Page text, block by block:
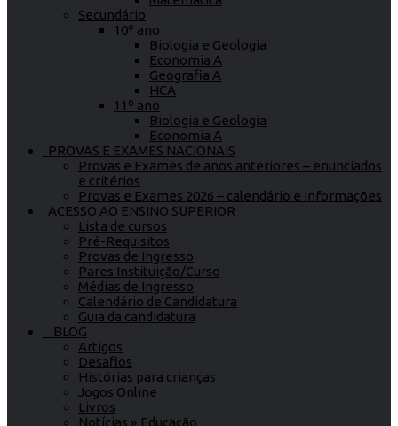
Secundário
10º ano
Biologia e Geologia
Economia A
Geografia A
HCA
11º ano
Biologia e Geologia
Economia A
PROVAS E EXAMES NACIONAIS
Provas e Exames de anos anteriores – enunciados
e critérios
Provas e Exames 2026 – calendário e informações
ACESSO AO ENSINO SUPERIOR
Lista de cursos
Pré-Requisitos
Provas de Ingresso
Pares Instituição/Curso
Médias de Ingresso
Calendário de Candidatura
Guia da candidatura
BLOG
Artigos
Desafios
Histórias para crianças
Jogos Online
Livros
Notícias » Educação